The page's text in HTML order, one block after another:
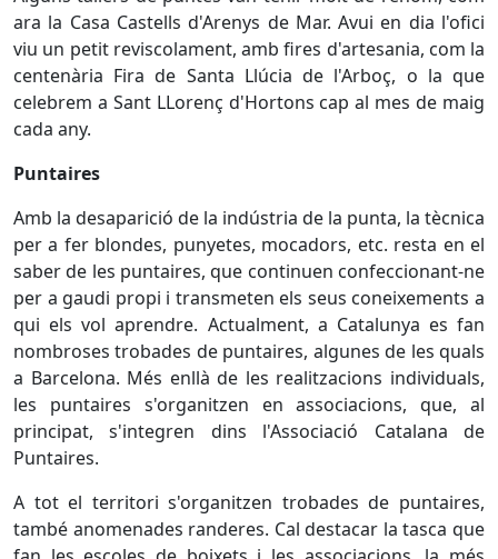
ara la Casa Castells d'Arenys de Mar. Avui en dia l'ofici
viu un petit reviscolament, amb fires d'artesania, com la
centenària Fira de Santa Llúcia de l'Arboç, o la que
celebrem a Sant LLorenç d'Hortons cap al mes de maig
cada any.
Puntaires
Amb la desaparició de la indústria de la punta, la tècnica
per a fer blondes, punyetes, mocadors, etc. resta en el
saber de les puntaires, que continuen confeccionant-ne
per a gaudi propi i transmeten els seus coneixements a
qui els vol aprendre. Actualment, a Catalunya es fan
nombroses trobades de puntaires, algunes de les quals
a Barcelona. Més enllà de les realitzacions individuals,
les puntaires s'organitzen en associacions, que, al
principat, s'integren dins l'Associació Catalana de
Puntaires.
A tot el territori s'organitzen trobades de puntaires,
també anomenades randeres. Cal destacar la tasca que